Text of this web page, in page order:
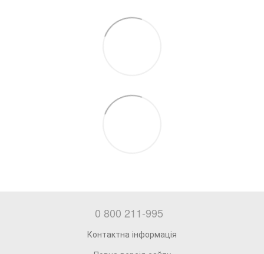
0 800 211-995
Контактна інформація